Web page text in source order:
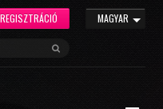
MAGYAR
REGISZTRÁCIÓ